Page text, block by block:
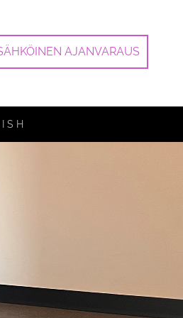
AJANVARAUS